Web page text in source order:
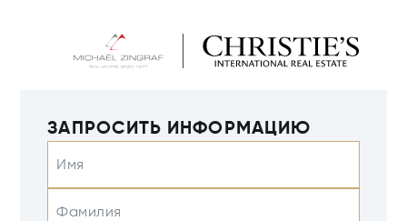
ЗАПРОСИТЬ ИНФОРМАЦИЮ
Имя
Фамилия